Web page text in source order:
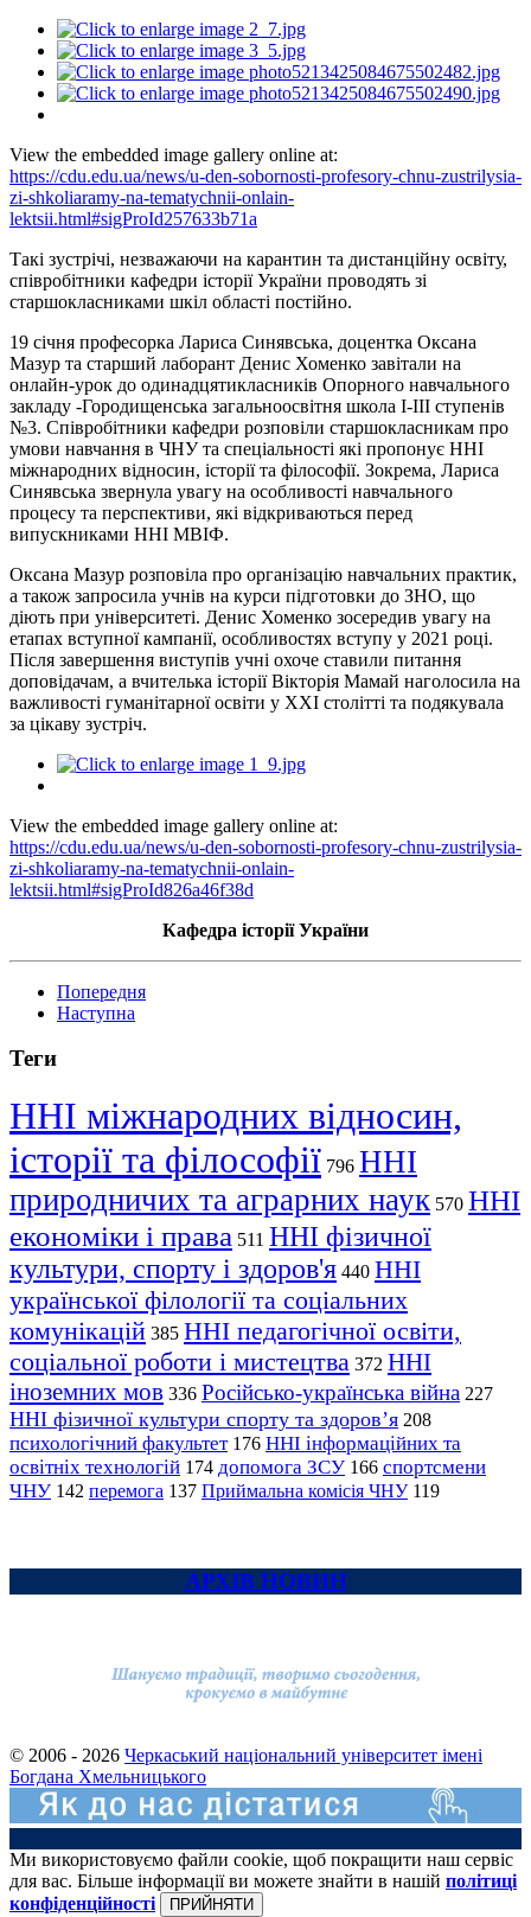
View the embedded image gallery online at:
https://cdu.edu.ua/news/u-den-sobornosti-profesory-chnu-zustrilysia-
zi-shkoliaramy-na-tematychnii-onlain-
lektsii.html#sigProId257633b71a
Такі зустрічі, незважаючи на карантин та дистанційну освіту,
співробітники кафедри історії України проводять зі
старшокласниками шкіл області постійно.
19 січня професорка Лариса Синявська, доцентка Оксана
Мазур та старший лаборант Денис Хоменко завітали на
онлайн-урок до одинадцятикласників Опорного навчального
закладу -Городищенська загальноосвітня школа І-ІІІ ступенів
№3. Співробітники кафедри розповіли старшокласникам про
умови навчання в ЧНУ та спеціальності які пропонує ННІ
міжнародних відносин, історії та філософії. Зокрема, Лариса
Синявська звернула увагу на особливості навчального
процесу та перспективи, які відкриваються перед
випускниками ННІ МВІФ.
Оксана Мазур розповіла про організацію навчальних практик,
а також запросила учнів на курси підготовки до ЗНО, що
діють при університеті. Денис Хоменко зосередив увагу на
етапах вступної кампанії, особливостях вступу у 2021 році.
Після завершення виступів учні охоче ставили питання
доповідачам, а вчителька історії Вікторія Мамай наголосила на
важливості гуманітарної освіти у ХХІ столітті та подякувала
за цікаву зустріч.
View the embedded image gallery online at:
https://cdu.edu.ua/news/u-den-sobornosti-profesory-chnu-zustrilysia-
zi-shkoliaramy-na-tematychnii-onlain-
lektsii.html#sigProId826a46f38d
Кафедра історії України
Попередня
Наступна
Теги
ННІ міжнародних відносин,
історії та філософії 796 ННІ
природничих та аграрних наук 570 ННІ
економіки і права 511 ННІ фізичної
культури, спорту і здоров'я 440 ННІ
української філології та соціальних
комунікацій 385 ННІ педагогічної освіти,
соціальної роботи і мистецтва 372 ННІ
іноземних мов 336 Російсько-українська війна 227
ННІ фізичної культури спорту та здоров’я 208
психологічний факультет 176 ННІ інформаційних та
освітніх технологій 174 допомога ЗСУ 166 спортсмени
ЧНУ 142 перемога 137 Приймальна комісія ЧНУ 119
АРХІВ НОВИН
© 2006 - 2026 Черкаський національний університет імені
Богдана Хмельницького
Ми використовуємо файли cookie, щоб покращити наш сервіс
для вас. Більше інформації ви можете знайти в нашій політиці
конфіденційності
ПРИЙНЯТИ